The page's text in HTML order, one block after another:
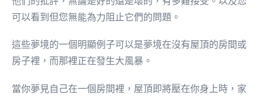
可以看到但您無能為力阻止它們的問題。
這些夢境的一個明顯例子可以是夢境在沒有屋頂的房間或
房子裡，而那裡正在發生大風暴。
當你夢見自己在一個房間裡，屋頂即將壓在你身上時，家